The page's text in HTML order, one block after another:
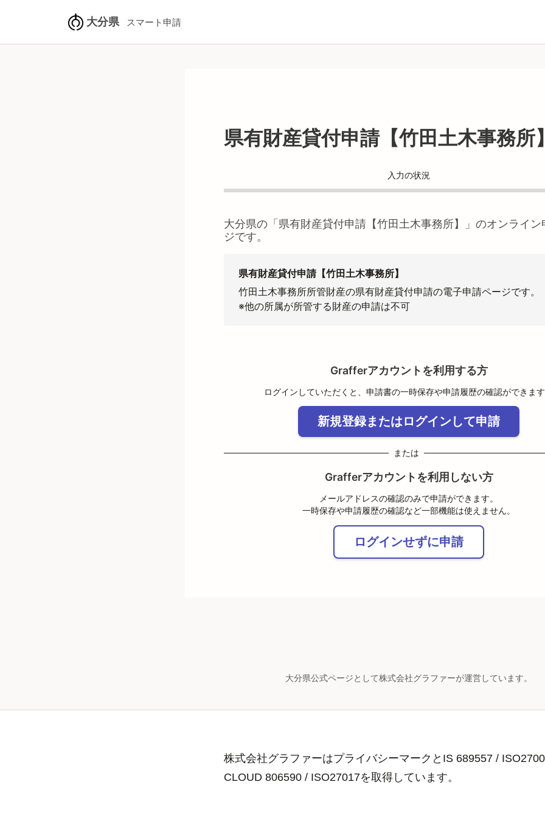
大分県 スマート申請
県有財産貸付申請【竹田土木事務所
入力の状況
大分県の「 県有財産貸付申請【竹田土木事務所】
」のオンライ
ジです。
県有財産貸付申請【竹田土木事務所】
竹田土木事務所所管財産の県有財産貸付申請の電子申請ページです。
※他の所属が所管する財産の申請は不可
Grafferアカウントを利用する方
ログインしていただくと、申請書の一時保存や申請履歴の確認ができま
新規登録またはログインして申請
または
Grafferアカウントを利用しない方
メールアドレスの確認のみで申請ができます。
一時保存や申請履歴の確認など一部機能は使えません。
ログインせずに申請
大分県公式ページとして株式会社グラファーが運営しています。
株式会社グラファーはプライバシーマークとIS 689557 /
CLOUD 806590 / ISO27017を取得しています。